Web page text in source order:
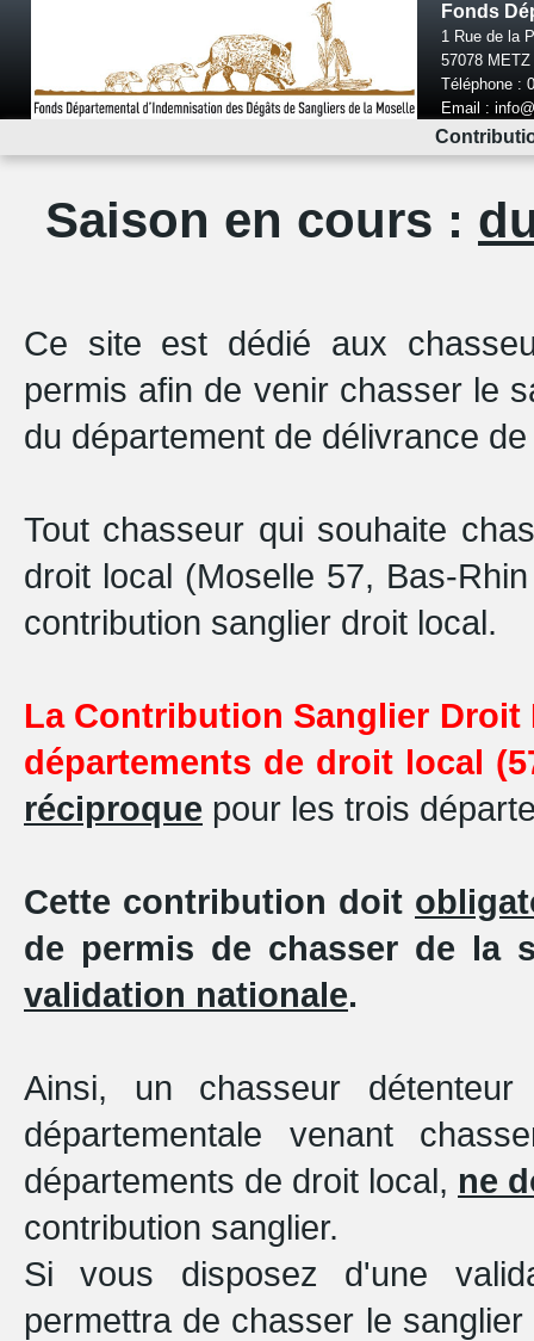
Fonds
1 Rue de la
57078
Téléphone :
Email :
Saison en cours :
Ce site est dédié aux
permis afin de venir chasser le
du département de délivrance
Tout chasseur qui souhaite
droit local (Moselle 57, Bas-
contribution sanglier droit local.
La Contribution Sanglier
départements de droit local
réciproque pour les trois
Cette contribution doit
de permis de chasser de la
validation nationale.
Ainsi, un chasseur
départementale venant
départements de droit local, ne
contribution sanglier.
Si vous disposez d'une
permettra de chasser le